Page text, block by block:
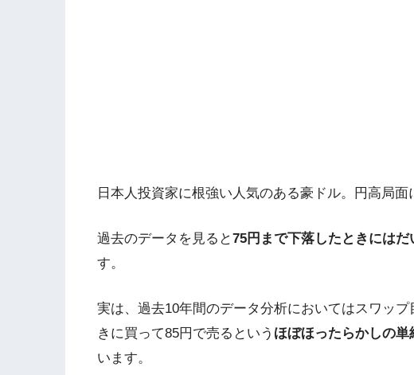
日本人投資家に根強い人気のある豪ドル。円高局
過去のデータを見ると75円まで下落したときには
す。
実は、過去10年間のデータ分析においてはスワッ
きに買って85円で売るという ほぼほったらかしの
います。